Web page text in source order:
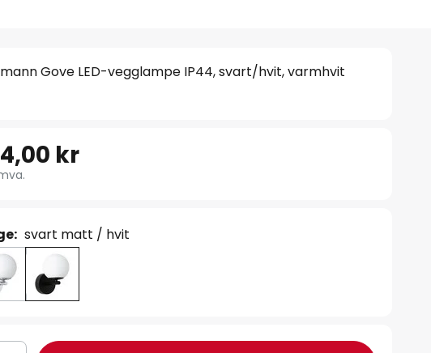
Gove LED-vegglampe IP44, svart/hvit, varmhvit
kr
svart matt / hvit